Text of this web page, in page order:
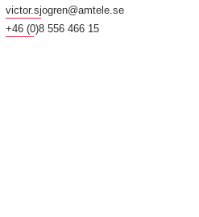
victor.sjogren@amtele.se
+46 (0)8 556 466 15